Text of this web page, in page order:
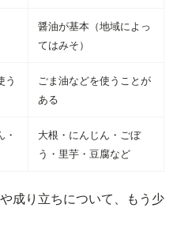
醤油が基本（地域によっ
てはみそ）
う
ごま油などを使うことが
ある
・
大根・にんじん・ごぼ
う・里芋・豆腐など
成り立ちについて、もう少